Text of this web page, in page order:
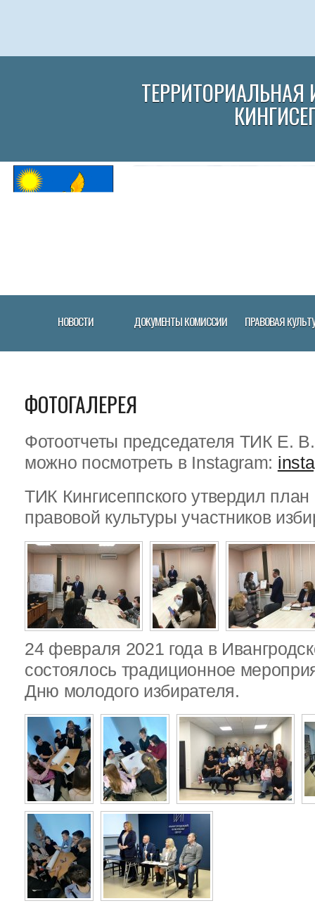
НОВОСТИ ДОКУМЕНТЫ КОМИССИИ ПРАВОВАЯ
ФОТОГАЛЕРЕЯ
Фотоотчеты председателя ТИК Е.
можно посмотреть в Instagram:
ТИК Кингисеппского утвердил
правовой культуры участников
24 февраля 2021 года в
состоялось традиционное
Дню молодого избирателя.